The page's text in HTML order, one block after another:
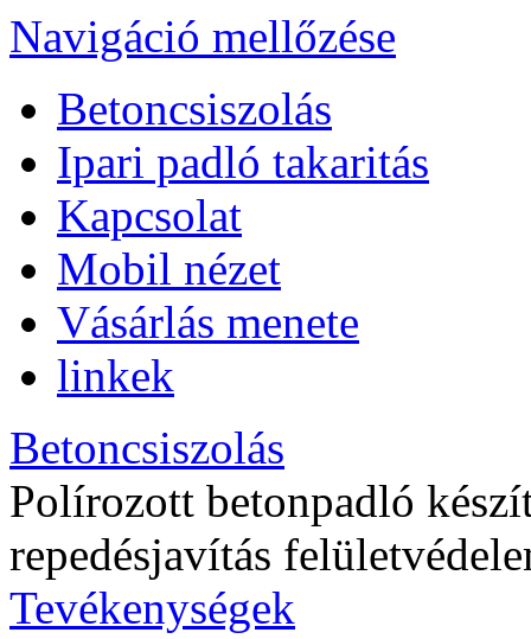
Navigáció mellőzése
Betoncsiszolás
Ipari padló takaritás
Kapcsolat
Mobil nézet
Vásárlás menete
linkek
Betoncsiszolás
Polírozott betonpadló
repedésjavítás
Tevékenységek